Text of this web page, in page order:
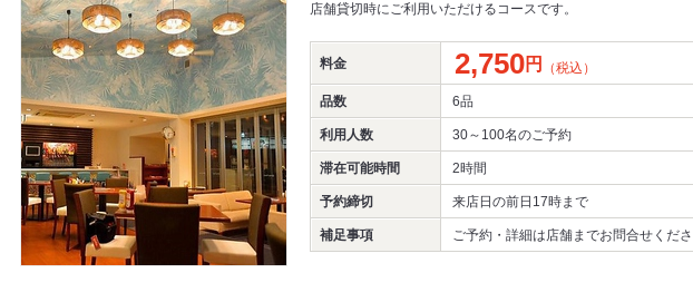
店舗貸切時にご利用いただけるコースです。
料金 2,750円 （税込）
品数 6品
利用人数 30～100名のご予約
滞在可能時間 2時間
予約締切 来店日の前日17時まで
補足事項 ご予約・詳細は店舗までお問合せくだ